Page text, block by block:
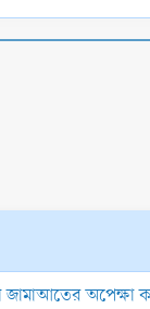
জামাআতের অপেক্ষা